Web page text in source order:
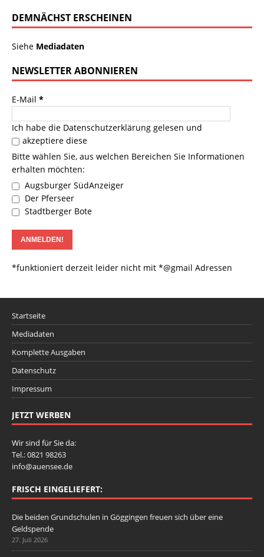
DEMNÄCHST ERSCHEINEN
Siehe Mediadaten
NEWSLETTER ABONNIEREN
E-Mail *
Ich habe die Datenschutzerklärung gelesen und
akzeptiere diese
Bitte wählen Sie, aus welchen Bereichen Sie Informationen
erhalten möchten:
Augsburger SüdAnzeiger
Der Pferseer
Stadtberger Bote
*funktioniert derzeit leider nicht mit *@gmail Adressen
Startseite
Mediadaten
Komplette Ausgaben
Datenschutz
Impressum
JETZT WERBEN
Wir sind für Sie da:
Tel.: 0821 98263
info@auensee.de
FRISCH EINGELIEFERT:
Die beiden Grundschulen in Göggingen freuen sich über eine
Geldspende
27. Juli 2026